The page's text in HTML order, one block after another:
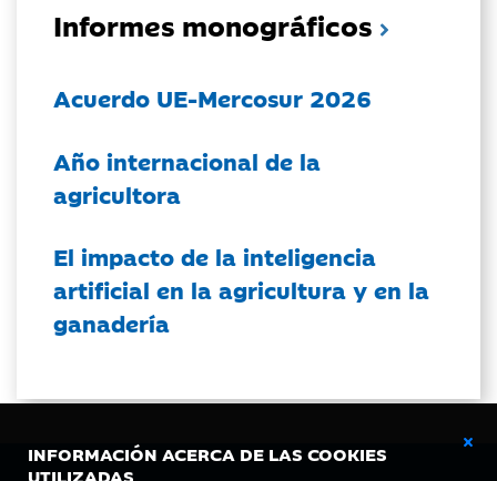
INFORMACIÓN ACERCA DE LAS COOKIES
UTILIZADAS
Informes monográficos
Acuerdo UE-Mercosur 2026
Año internacional de la
agricultora
El impacto de la inteligencia
artificial en la agricultura y en la
ganadería